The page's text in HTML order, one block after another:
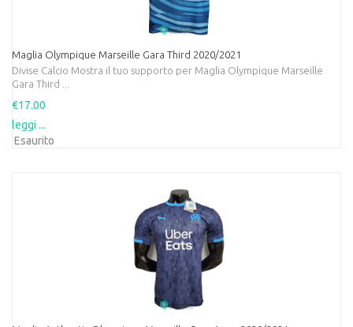
Maglia Olympique Marseille Gara Third 2020/2021
Divise Calcio Mostra il tuo supporto per Maglia Olympique Marseille
Gara Third ...
€17.00
leggi ...
Esaurito